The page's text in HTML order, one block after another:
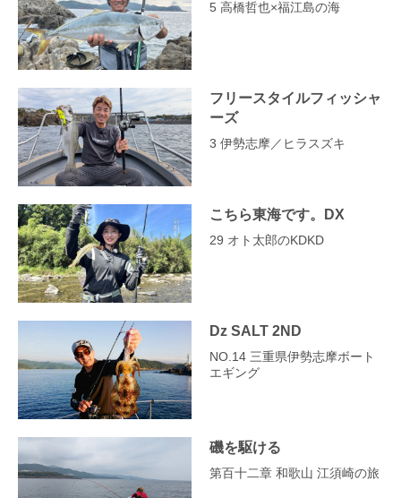
5 高橋哲也×福江島の海
フリースタイルフィッシャ
ーズ
3 伊勢志摩／ヒラスズキ
こちら東海です。DX
29 オト太郎のKDKD
Dz SALT 2ND
NO.14 三重県伊勢志摩ボート
エギング
磯を駆ける
第百十二章 和歌山 江須崎の旅